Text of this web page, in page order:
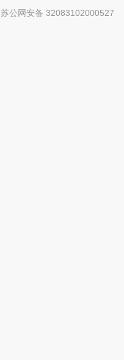
苏公网安备 32083102000527